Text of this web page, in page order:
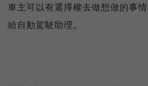
車主可以有選擇權去做想做的事
給自動駕駛助理。